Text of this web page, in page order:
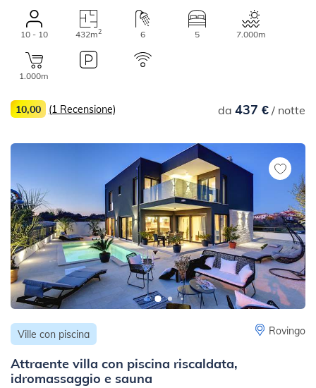
10 - 10 432m2 6 5 7.000m
1.000m
da 437 €/ notte
10,00 (1 Recensione)
Ville con piscina Rovingo
Attraente villa con piscina riscaldata,
idromassaggio e sauna